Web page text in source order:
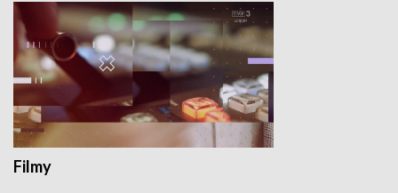
Filmy